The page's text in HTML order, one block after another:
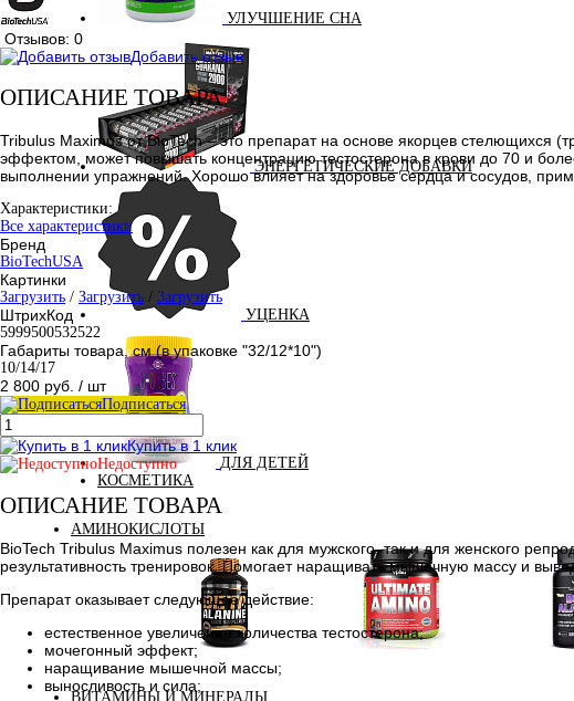
УЛУЧШЕНИЕ СНА
ЭНЕРГЕТИЧЕСКИЕ ДОБАВКИ
УЦЕНКА
ДЛЯ ДЕТЕЙ
КОСМЕТИКА
АМИНОКИСЛОТЫ
Бета-аланин
ВИТАМИНЫ И МИНЕРАЛЫ
Отзывов: 0
Добавить отзыв
ОПИСАНИЕ ТОВАРА:
Tribulus Maximus от BioTech – это препарат на основе якорцев стелющихся
эффектом, может повышать концентрацию тестостерона в крови до 70 и
выполнении упражнений. Хорошо влияет на здоровье сердца и сосудов,
Характеристики:
Все характеристики
Бренд
BioTechUSA
Картинки
Загрузить / Загрузить / Загрузить
ШтрихКод
5999500532522
Габариты товара, см (в упаковке "32/12*10")
10/14/17
2 800 руб. / шт
Подписаться
Купить в 1 клик
Недоступно
ОПИСАНИЕ ТОВАРА
BioTech Tribulus Maximus полезен как для мужского, так и для женского
результативность тренировок. Помогает наращивать мышечную массу и
Препарат оказывает следующее действие:
естественное увеличение количества тестостерона;
мочегонный эффект;
наращивание мышечной массы;
выносливость и сила;